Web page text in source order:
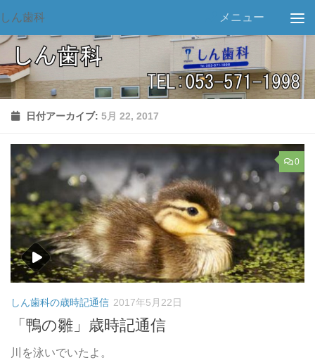
しん歯科 メニュー
日付アーカイブ: 5月 22, 2017
0
しん歯科の歳時記通信 2017年5月22日
「鴨の雛」歳時記通信
川を泳いでいたよ。